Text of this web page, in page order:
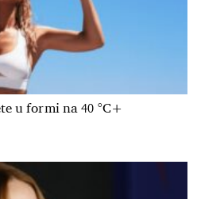
u formi na 40 °C+